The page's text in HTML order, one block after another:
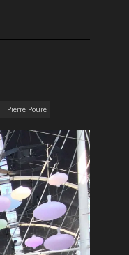
Pierre Poure